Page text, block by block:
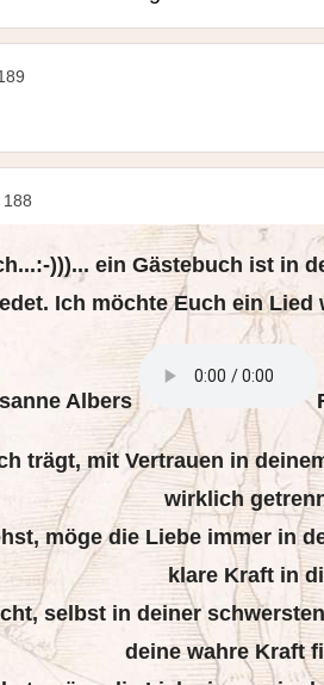
)))... ein Gästebuch ist in
Ich möchte Euch ein
Albers
trägt, mit Vertrauen in
wirklich
möge die Liebe immer in
klare Kraft in
selbst in deiner
deine wahre Kraft